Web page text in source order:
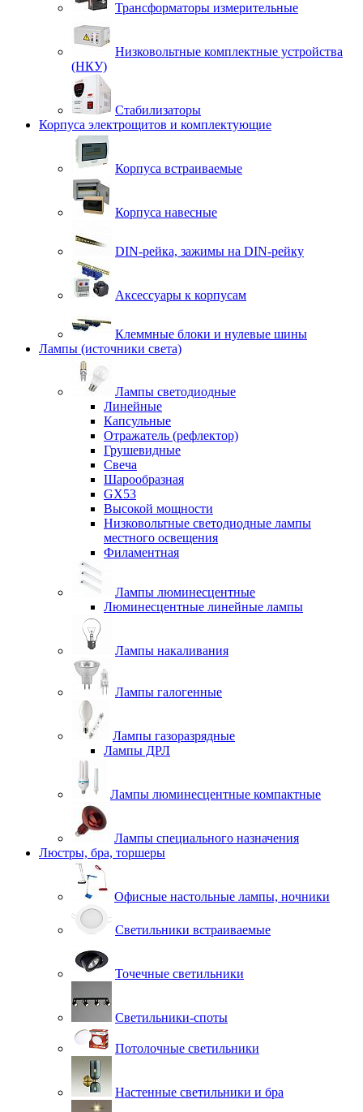
Трансформаторы измерительные
Низковольтные комплектные устройства
(НКУ)
Стабилизаторы
Корпуса электрощитов и комплектующие
Корпуса встраиваемые
Корпуса навесные
DIN-рейка, зажимы на DIN-рейку
Аксессуары к корпусам
Клеммные блоки и нулевые шины
Лампы (источники света)
Лампы светодиодные
Линейные
Капсульные
Отражатель (рефлектор)
Грушевидные
Свеча
Шарообразная
GX53
Высокой мощности
Низковольтные светодиодные лампы
местного освещения
Филаментная
Лампы люминесцентные
Люминесцентные линейные лампы
Лампы накаливания
Лампы галогенные
Лампы газоразрядные
Лампы ДРЛ
Лампы люминесцентные компактные
Лампы специального назначения
Люстры, бра, торшеры
Офисные настольные лампы, ночники
Светильники встраиваемые
Точечные светильники
Светильники-споты
Потолочные светильники
Настенные светильники и бра